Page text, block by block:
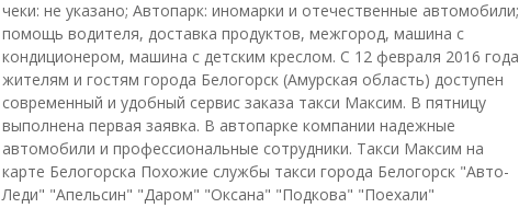
чеки: не указано; Автопарк: иномарки и отечественные автомобили;
помощь водителя, доставка продуктов, межгород, машина с
кондиционером, машина с детским креслом. С 12 февраля 2016 года
жителям и гостям города Белогорск (Амурская область) доступен
современный и удобный сервис заказа такси Максим. В пятницу
выполнена первая заявка. В автопарке компании надежные
автомобили и профессиональные сотрудники. Такси Максим на
карте Белогорска Похожие службы такси города Белогорск "Авто-
Леди" "Апельсин" "Даром" "Оксана" "Подкова" "Поехали"